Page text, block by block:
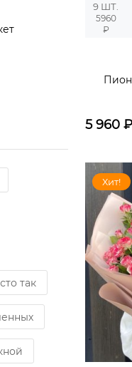
так
9 ШТ.
5960
₽
5 960 ₽
Хит!